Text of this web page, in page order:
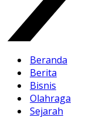
Beranda
Berita
Bisnis
Olahraga
Sejarah